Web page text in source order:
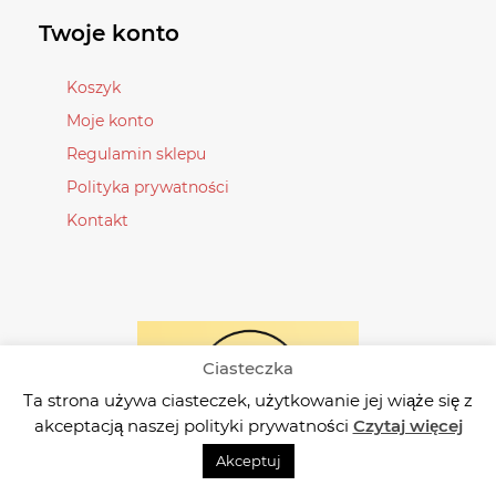
na
Twoje konto
Koszyk
Moje konto
Regulamin sklepu
Polityka prywatności
Kontakt
Ciasteczka
Ta strona używa ciasteczek, użytkowanie jej wiąże się z
akceptacją naszej polityki prywatności Czytaj więcej
Akceptuj